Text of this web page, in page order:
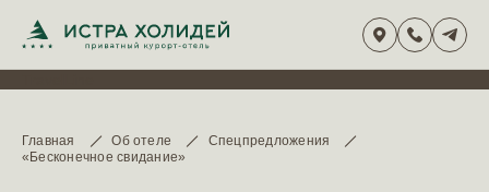
Главная Об отеле
Спецпредложения
«Бесконечное свидание»